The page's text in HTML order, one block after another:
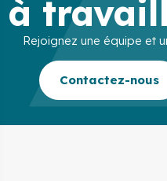
Rejoignez une équipe et
Contactez-nous